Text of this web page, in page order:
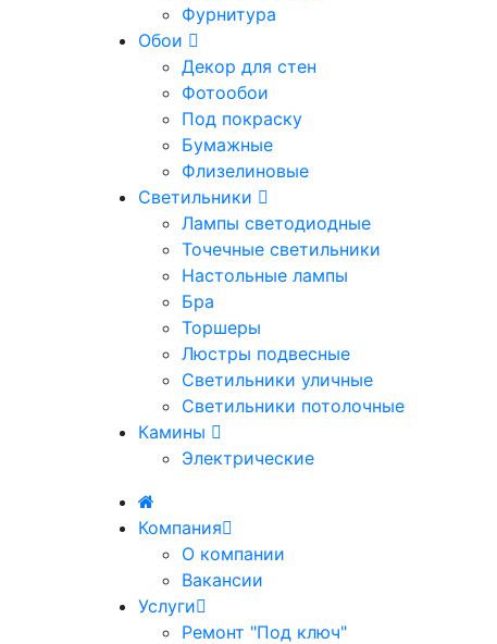
Фурнитура
Обои
Декор для стен
Фотообои
Под покраску
Бумажные
Флизелиновые
Светильники
Лампы светодиодные
Точечные светильники
Настольные лампы
Бра
Торшеры
Люстры подвесные
Светильники уличные
Светильники потолочные
Камины
Электрические
Компания
О компании
Вакансии
Услуги
Ремонт "Под ключ"